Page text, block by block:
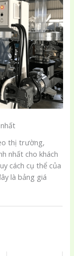
thị trường,
nhất cho khách
cách cụ thể của
là bảng giá